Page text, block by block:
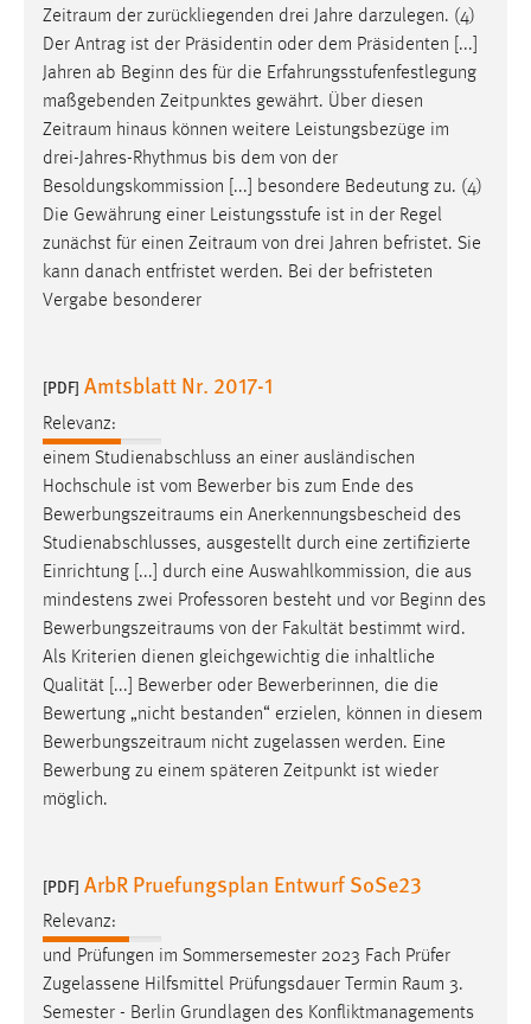
Zeitraum der zurückliegenden drei Jahre darzulegen. (4)
Der Antrag ist der Präsidentin oder dem Präsidenten [...]
Jahren ab Beginn des für die Erfahrungsstufenfestlegung
maßgebenden Zeitpunktes gewährt. Über diesen
Zeitraum hinaus können weitere Leistungsbezüge im
drei-Jahres-Rhythmus bis dem von der
Besoldungskommission [...] besondere Bedeutung zu. (4)
Die Gewährung einer Leistungsstufe ist in der Regel
zunächst für einen Zeitraum von drei Jahren befristet. Sie
kann danach entfristet werden. Bei der befristeten
Vergabe besonderer
[PDF] Amtsblatt Nr. 2017-1
Relevanz:
einem Studienabschluss an einer ausländischen
Hochschule ist vom Bewerber bis zum Ende des
Bewerbungszeitraums ein Anerkennungsbescheid des
Studienabschlusses, ausgestellt durch eine zertifizierte
Einrichtung [...] durch eine Auswahlkommission, die aus
mindestens zwei Professoren besteht und vor Beginn des
Bewerbungszeitraums von der Fakultät bestimmt wird.
Als Kriterien dienen gleichgewichtig die inhaltliche
Qualität [...] Bewerber oder Bewerberinnen, die die
Bewertung „nicht bestanden“ erzielen, können in diesem
Bewerbungszeitraum nicht zugelassen werden. Eine
Bewerbung zu einem späteren Zeitpunkt ist wieder
möglich.
[PDF] ArbR Pruefungsplan Entwurf SoSe23
Relevanz:
und Prüfungen im Sommersemester 2023 Fach Prüfer
Zugelassene Hilfsmittel Prüfungsdauer Termin Raum 3.
Semester - Berlin Grundlagen des Konfliktmanagements